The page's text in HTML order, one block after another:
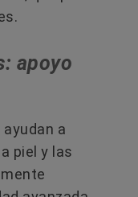
apoyo
ayudan a
piel y las